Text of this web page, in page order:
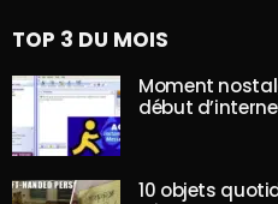
TOP 3 DU MOIS
Moment
début
10 objets